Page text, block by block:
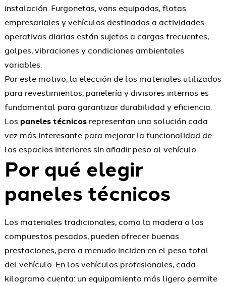
instalación. Furgonetas, vans equipadas, flotas
empresariales y vehículos destinados a actividades
operativas diarias están sujetos a cargas frecuentes,
golpes, vibraciones y condiciones ambientales
variables.
Por este motivo, la elección de los materiales utilizados
para revestimientos, panelería y divisores internos es
fundamental para garantizar durabilidad y eficiencia.
Los paneles técnicosrepresentan una solución cada
vez más interesante para mejorar la funcionalidad de
los espacios interiores sin añadir peso al vehículo.
Por qué elegir
paneles técnicos
Los materiales tradicionales, como la madera o los
compuestos pesados, pueden ofrecer buenas
prestaciones, pero a menudo inciden en el peso total
del vehículo. En los vehículos profesionales, cada
kilogramo cuenta: un equipamiento más ligero permite